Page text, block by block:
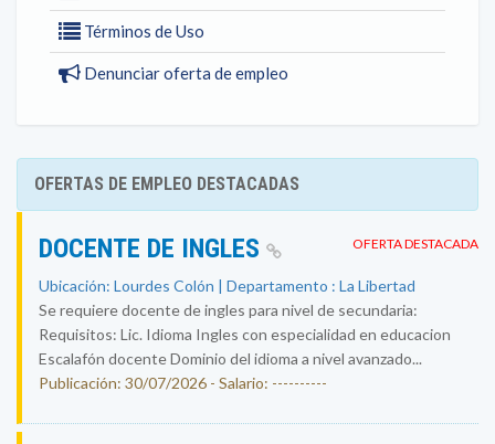
Términos de Uso
Denunciar oferta de empleo
OFERTAS DE EMPLEO DESTACADAS
OFERTA DESTACADA
DOCENTE DE INGLES
Ubicación: Lourdes Colón | Departamento : La Libertad
Se requiere docente de ingles para nivel de secundaria:
Requisitos: Lic. Idioma Ingles con especialidad en educacion
Escalafón docente Dominio del idioma a nivel avanzado...
Publicación: 30/07/2026 - Salario: ----------